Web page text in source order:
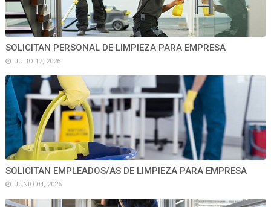
SOLICITAN PERSONAL DE LIMPIEZA PARA EMPRESA
JULIO 17, 2026
SOLICITAN EMPLEADOS/AS DE LIMPIEZA PARA EMPRESA
JUNIO 04, 2026